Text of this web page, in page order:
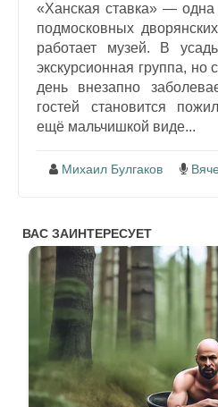
«Ханская ставка» —
подмосковных
работает музей. В
экскурсионная группа, но
день внезапно
гостей становится
ещё мальчишкой виде...
Михаил Булгаков